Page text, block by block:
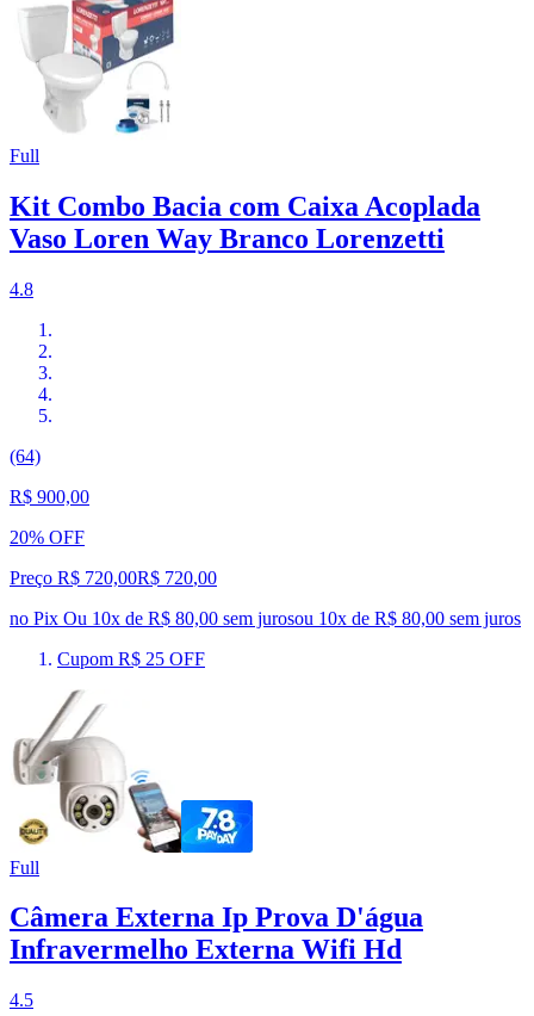
Full
Kit Combo Bacia com Caixa Acoplada
Vaso Loren Way Branco Lorenzetti
4.8
(64)
R$ 900,00
20% OFF
Preço R$ 720,00R$ 720,00
no Pix Ou 10x de R$ 80,00 sem jurosou 10x de R$ 80,00 sem juros
Cupom R$ 25 OFF
Full
Câmera Externa Ip Prova D'água
Infravermelho Externa Wifi Hd
4.5